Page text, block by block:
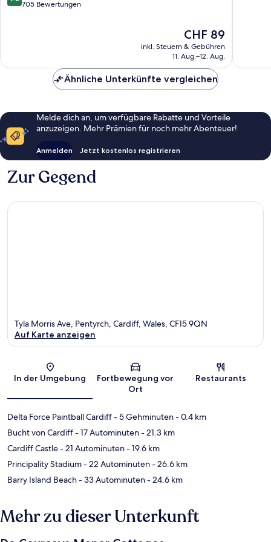
von705 Bewertungen
Der
Preis
beträgt
CHF 89
inkl. Steuern & Gebühren
11. Aug.–12. Aug.
Ähnliche Unterkünfte vergleichen
Melde dich an, um verfügbare Rabatte und Vorteile
anzuzeigen. Mehr Prämien für noch mehr Abenteuer!
Anmelden Jetzt kostenlos registrieren
Zur Gegend
Karte
Tyla Morris Ave, Pentyrch, Cardiff, Wales, CF15 9QN
Auf Karte anzeigen
In der Umgebung
Fortbewegung vor
Ort
Restaurants
Delta Force Paintball Cardiff- 5 Gehminuten- 0.4 km
Bucht von Cardiff- 17 Autominuten- 21.3 km
Cardiff Castle- 21 Autominuten- 19.6 km
Principality Stadium- 22 Autominuten- 26.6 km
Barry Island Beach- 33 Autominuten- 24.6 km
Mehr zu dieser Unterkunft